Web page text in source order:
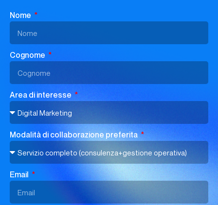
Nome
Cognome
Area di interesse
Modalità di collaborazione preferita
Email